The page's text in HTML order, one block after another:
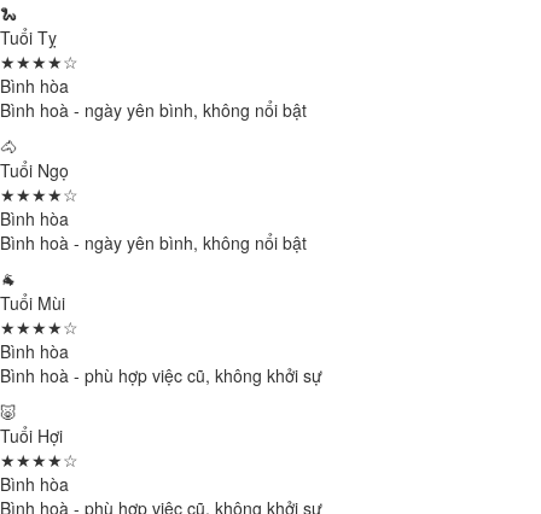
🐍
Tuổi Tỵ
★★★★☆
Bình hòa
Bình hoà - ngày yên bình, không nổi bật
🐴
Tuổi Ngọ
★★★★☆
Bình hòa
Bình hoà - ngày yên bình, không nổi bật
🐐
Tuổi Mùi
★★★★☆
Bình hòa
Bình hoà - phù hợp việc cũ, không khởi sự
🐷
Tuổi Hợi
★★★★☆
Bình hòa
Bình hoà - phù hợp việc cũ, không khởi sự